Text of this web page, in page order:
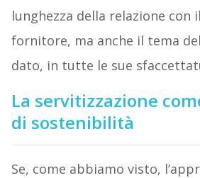
lunghezza della relazione con
fornitore, ma anche il tema
dato, in tutte le sue
La servitizzazione
di sostenibilità
Se, come abbiamo visto,